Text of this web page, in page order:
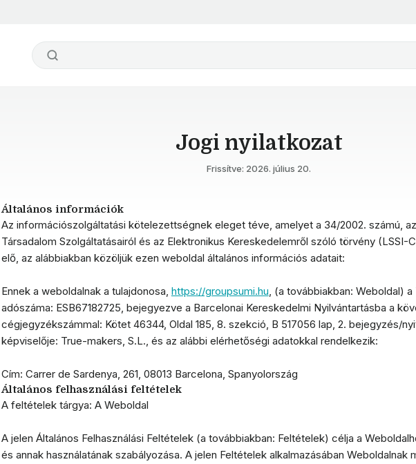
Jogi nyilatkozat
Frissítve: 2026. július 20.
Általános információk
Az információszolgáltatási kötelezettségnek eleget téve, amelyet a 34/2002. számú,
Társadalom Szolgáltatásairól és az Elektronikus Kereskedelemről szóló törvény (LSSI-
elő, az alábbiakban közöljük ezen weboldal általános információs adatait:
Ennek a weboldalnak a tulajdonosa, https://groupsumi.hu, (a továbbiakban: Weboldal) a
adószáma: ESB67182725, bejegyezve a Barcelonai Kereskedelmi Nyilvántartásba a
cégjegyzékszámmal: Kötet 46344, Oldal 185, 8. szekció, B 517056 lap, 2. bejegyzés/
képviselője: True-makers, S.L., és az alábbi elérhetőségi adatokkal rendelkezik:
Cím: Carrer de Sardenya, 261, 08013 Barcelona, Spanyolország
Általános felhasználási feltételek
A feltételek tárgya: A Weboldal
A jelen Általános Felhasználási Feltételek (a továbbiakban: Feltételek) célja a
és annak használatának szabályozása. A jelen Feltételek alkalmazásában Weboldalnak